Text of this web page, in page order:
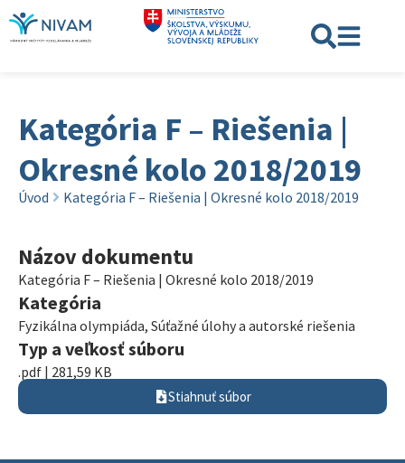
Kategória F – Riešenia |
Okresné kolo 2018/2019
Úvod Kategória F – Riešenia | Okresné kolo 2018/2019
Názov dokumentu
Kategória F – Riešenia | Okresné kolo 2018/2019
Kategória
Fyzikálna olympiáda, Súťažné úlohy a autorské riešenia
Typ a veľkosť súboru
.pdf | 281,59 KB
Stiahnuť súbor